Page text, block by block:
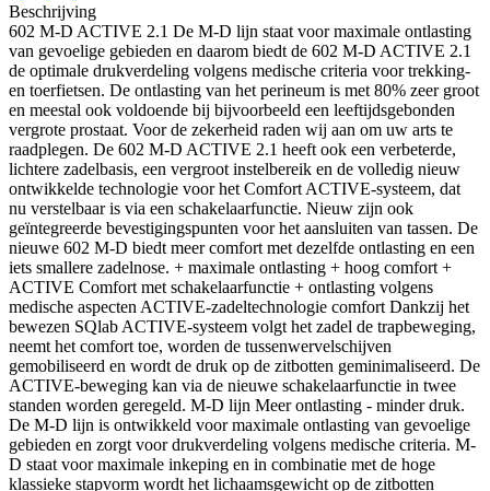
Beschrijving
602 M-D ACTIVE 2.1 De M-D lijn staat voor maximale ontlasting
van gevoelige gebieden en daarom biedt de 602 M-D ACTIVE 2.1
de optimale drukverdeling volgens medische criteria voor trekking-
en toerfietsen. De ontlasting van het perineum is met 80% zeer groot
en meestal ook voldoende bij bijvoorbeeld een leeftijdsgebonden
vergrote prostaat. Voor de zekerheid raden wij aan om uw arts te
raadplegen. De 602 M-D ACTIVE 2.1 heeft ook een verbeterde,
lichtere zadelbasis, een vergroot instelbereik en de volledig nieuw
ontwikkelde technologie voor het Comfort ACTIVE-systeem, dat
nu verstelbaar is via een schakelaarfunctie. Nieuw zijn ook
geïntegreerde bevestigingspunten voor het aansluiten van tassen. De
nieuwe 602 M-D biedt meer comfort met dezelfde ontlasting en een
iets smallere zadelnose. + maximale ontlasting + hoog comfort +
ACTIVE Comfort met schakelaarfunctie + ontlasting volgens
medische aspecten ACTIVE-zadeltechnologie comfort Dankzij het
bewezen SQlab ACTIVE-systeem volgt het zadel de trapbeweging,
neemt het comfort toe, worden de tussenwervelschijven
gemobiliseerd en wordt de druk op de zitbotten geminimaliseerd. De
ACTIVE-beweging kan via de nieuwe schakelaarfunctie in twee
standen worden geregeld. M-D lijn Meer ontlasting - minder druk.
De M-D lijn is ontwikkeld voor maximale ontlasting van gevoelige
gebieden en zorgt voor drukverdeling volgens medische criteria. M-
D staat voor maximale inkeping en in combinatie met de hoge
klassieke stapvorm wordt het lichaamsgewicht op de zitbotten